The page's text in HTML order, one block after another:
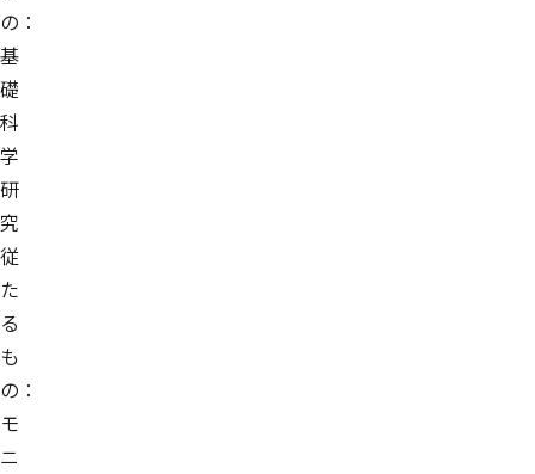
の：
基
礎
科
学
研
究
従
た
る
も
の：
モ
ニ